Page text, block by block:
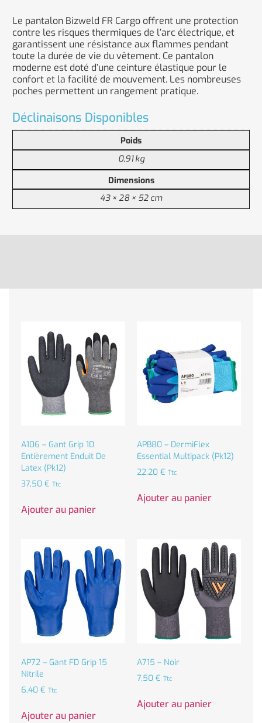
Le pantalon Bizweld FR Cargo offrent une protection
contre les risques thermiques de l’arc électrique, et
garantissent une résistance aux flammes pendant
toute la durée de vie du vêtement. Ce pantalon
moderne est doté d’une ceinture élastique pour le
confort et la facilité de mouvement. Les nombreuses
poches permettent un rangement pratique.
Déclinaisons Disponibles
Poids
0,91 kg
Dimensions
43 × 28 × 52 cm
A106 – Gant Grip 10
Entièrement Enduit De
Latex (Pk12)
37,50 € Ttc
Ajouter au panier
APB80 – DermiFlex
Essential Multipack (Pk12)
22,20 € Ttc
Ajouter au panier
AP72 – Gant FD Grip 15
Nitrile
6,40 € Ttc
Ajouter au panier
A715 – Noir
7,50 € Ttc
Ajouter au panier